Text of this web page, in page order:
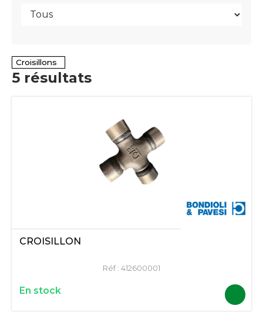
Croisillons
5 résultats
CROISILLON
Réf : 412600001
En stock